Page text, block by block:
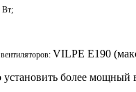
Вт;
VILPE E190
более мощный